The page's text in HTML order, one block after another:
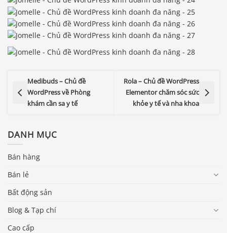
Medibuds – Chủ đề
WordPress về Phòng
khám cần sa y tế
Rola – Chủ đề WordPress
Elementor chăm sóc sức
khỏe y tế và nha khoa
DANH MỤC
Bán hàng
Bán lẻ
Bất động sản
Blog & Tạp chí
Cao cấp